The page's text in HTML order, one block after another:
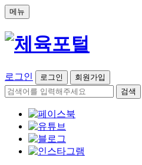
메뉴
로그인 로그인
회원가입
검색